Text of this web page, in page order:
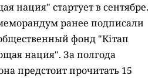
нация" стартует в сентябре.
ранее подписали
фонд "Кітап
нация". За полгода
предстоит прочитать 15